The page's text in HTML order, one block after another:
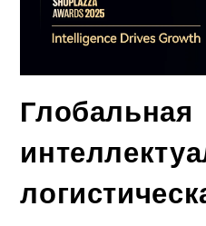
Глобальная